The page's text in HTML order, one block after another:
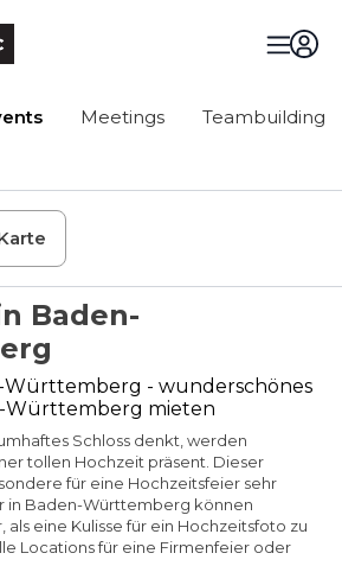
Meetings Teambuilding
Baden-
Württemberg - wunderschönes
Württemberg mieten
Schloss denkt, werden
tollen Hochzeit präsent. Dieser
für eine Hochzeitsfeier sehr
in Baden-Württemberg können
als eine Kulisse für ein Hochzeitsfoto zu
Locations für eine Firmenfeier oder